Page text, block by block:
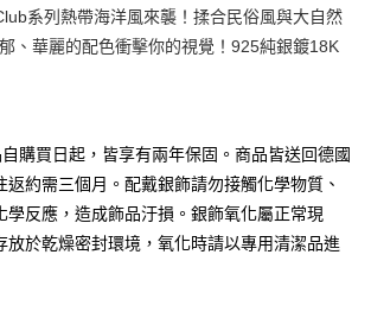
含以上)免運費
系列熱帶海洋風來襲！揉合民俗風與大自然
、華麗的配色衝擊你的視覺！925純銀鍍18K
購買日起，皆享有兩年保固。商品皆送回德國
返約需三個月。配戴銀飾請勿接觸化學物質、
學反應，造成飾品汙損。銀飾氧化屬正常現
放於乾燥密封環境，氧化時請以專用清潔品進